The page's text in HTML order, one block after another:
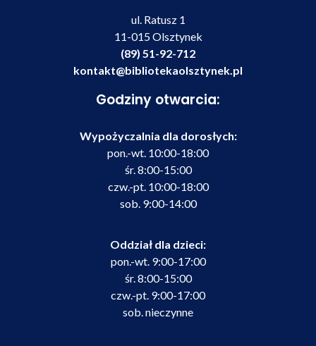
ul. Ratusz 1
11-015 Olsztynek
(89) 51-92-712
kontakt@bibliotekaolsztynek.pl
Godziny otwarcia:
Wypożyczalnia dla dorosłych:
pon.-wt. 10:00-18:00
śr. 8:00-15:00
czw.-pt. 10:00-18:00
sob. 9:00-14:00
Oddział dla dzieci:
pon.-wt. 9:00-17:00
śr. 8:00-15:00
czw.-pt. 9:00-17:00
sob. nieczynne